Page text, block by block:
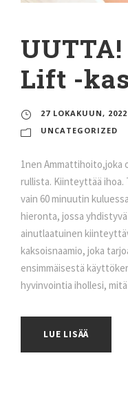
Lift -
27 LOKAKUUN, 2022
UNCATEGORIZED
1nen Ammattihoito,joka
rullista. Kiinteyttää ihoa.
vain 60 minuutin
hieronta, jossa
ainutlaatuinen
kaksoisnaamio, joka
ensimmäisestä
hyvinvointia ihollesi,
LUE LISÄÄ